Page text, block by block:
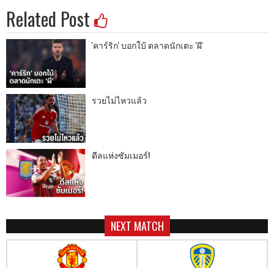
Related Post
'คาร์ริก' บอกใบ้ ตลาดนักเตะ 'ผี'
รวยไม่ไหวแล้ว
ดีลแห่งซัมเมอร์!
NEXT MATCH